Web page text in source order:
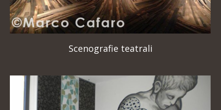
Scenografie teatrali